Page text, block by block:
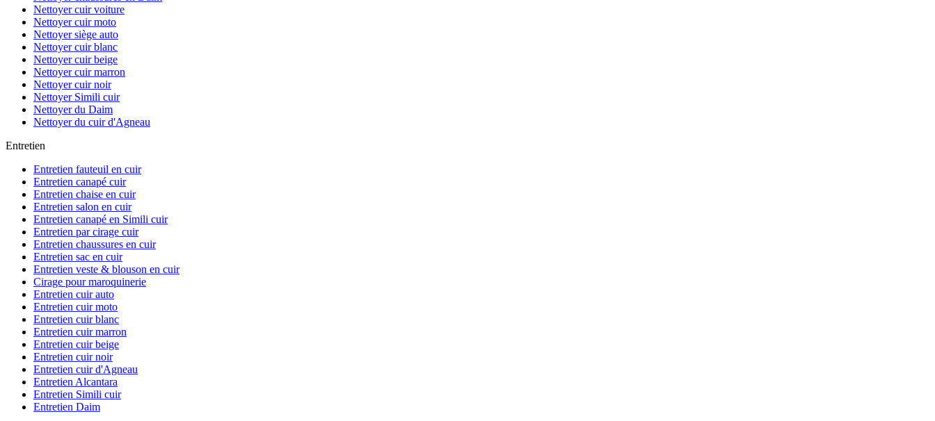
Nettoyer cuir voiture
Nettoyer cuir moto
Nettoyer siège auto
Nettoyer cuir blanc
Nettoyer cuir beige
Nettoyer cuir marron
Nettoyer cuir noir
Nettoyer Simili cuir
Nettoyer du Daim
Nettoyer du cuir d'Agneau
Entretien
Entretien fauteuil en cuir
Entretien canapé cuir
Entretien chaise en cuir
Entretien salon en cuir
Entretien canapé en Simili cuir
Entretien par cirage cuir
Entretien chaussures en cuir
Entretien sac en cuir
Entretien veste & blouson en cuir
Cirage pour maroquinerie
Entretien cuir auto
Entretien cuir moto
Entretien cuir blanc
Entretien cuir marron
Entretien cuir beige
Entretien cuir noir
Entretien cuir d'Agneau
Entretien Alcantara
Entretien Simili cuir
Entretien Daim